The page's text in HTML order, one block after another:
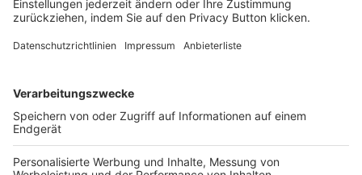
FOLGE DEM BFV
TOP-VEREINE